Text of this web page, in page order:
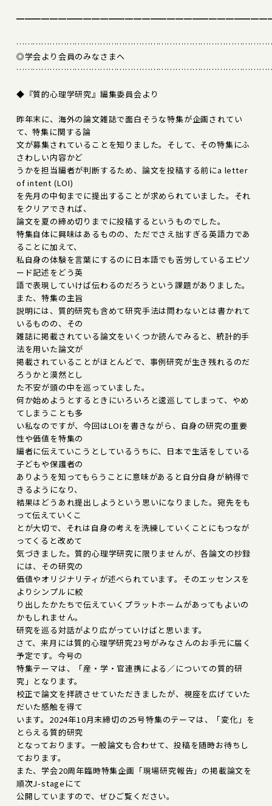
◎学会より会員のみなさまへ
◆『質的心理学研究』編集委員会より
昨年末に、海外の論文雑誌で面白そうな特集が企画されてい
て、特集に関する論
文が募集されていることを知りました。そして、その特集にふ
さわしい内容かど
うかを担当編者が判断するため、論文を投稿する前にa letter
of intent (LOI)
を先月の中旬までに提出することが求められていました。それ
をクリアできれば、
論文を夏の締め切りまでに投稿するというものでした。
特集自体に興味はあるものの、ただでさえ拙すぎる英語力であ
ることに加えて、
私自身の体験を言葉にするのに日本語でも苦労しているエピソ
ード記述をどう英
語で表現していけば伝わるのだろうという課題がありました。
また、特集の主旨
説明には、質的研究も含めて研究手法は問わないとは書かれて
いるものの、その
雑誌に掲載されている論文をいくつか読んでみると、統計的手
法を用いた論文が
掲載されていることがほとんどで、事例研究が生き残れるのだ
ろうかと漠然とし
た不安が頭の中を巡っていました。
何か始めようとするときにいろいろと逡巡してしまって、やめ
てしまうことも多
い私なのですが、今回はLOIを書きながら、自身の研究の重要
性や価値を特集の
編者に伝えていこうとしているうちに、日本で生活をしている
子どもや保護者の
ありようを知ってもらうことに意味があると自分自身が納得で
きるようになり、
結果はどうあれ提出しようという思いになりました。宛先をも
って伝えていくこ
とが大切で、それは自身の考えを洗練していくことにもつなが
ってくると改めて
気づきました。質的心理学研究に限りませんが、各論文の抄録
には、その研究の
価値やオリジナリティが述べられています。そのエッセンスを
よりシンプルに絞
り出したかたちで伝えていくプラットホームがあってもよいの
かもしれません。
研究を巡る対話がより広がっていけばと思います。
さて、来月には質的心理学研究23号がみなさんのお手元に届く
予定です。今号の
特集テーマは、「産・学・官連携による／についての質的研
究」となります。
校正で論文を拝読させていただきましたが、視座を広げていた
だいた感触を得て
います。2024年10月末締切の25号特集のテーマは、「変化」を
とらえる質的研究
となっております。一般論文も合わせて、投稿を随時お待ちし
ております。
また、学会20周年臨時特集企画「現場研究報告」の掲載論文を
順次J-stageにて
公開していますので、ぜひご覧ください。